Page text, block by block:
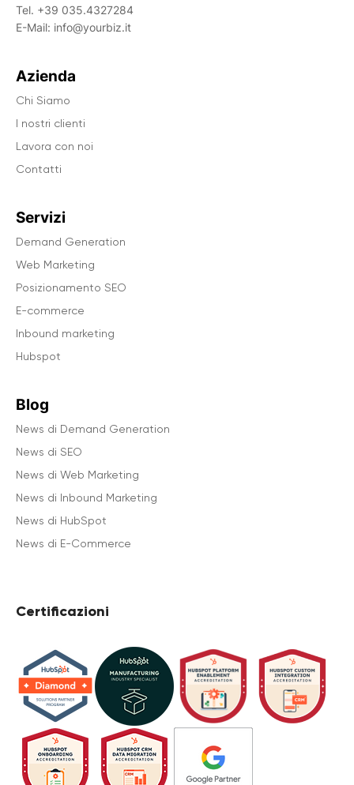
Tel. +39 035.4327284
E-Mail: info@yourbiz.it
Azienda
Chi Siamo
I nostri clienti
Lavora con noi
Contatti
Servizi
Demand Generation
Web Marketing
Posizionamento SEO
E-commerce
Inbound marketing
Hubspot
Blog
News di Demand Generation
News di SEO
News di Web Marketing
News di Inbound Marketing
News di HubSpot
News di E-Commerce
Certificazioni